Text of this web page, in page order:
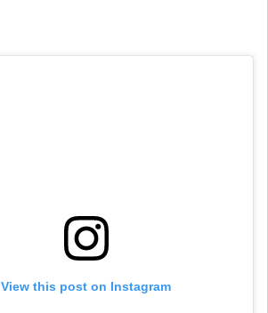
View this post on Instagram